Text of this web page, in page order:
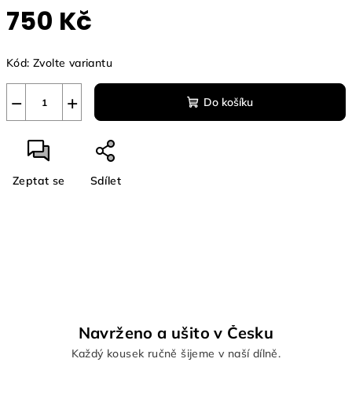
750 Kč
cena:
Kód: Zvolte variantu
+
− Do košíku
Zeptat se Sdílet
Navrženo a ušito v Česku
Každý kousek ručně šijeme v naší dílně.